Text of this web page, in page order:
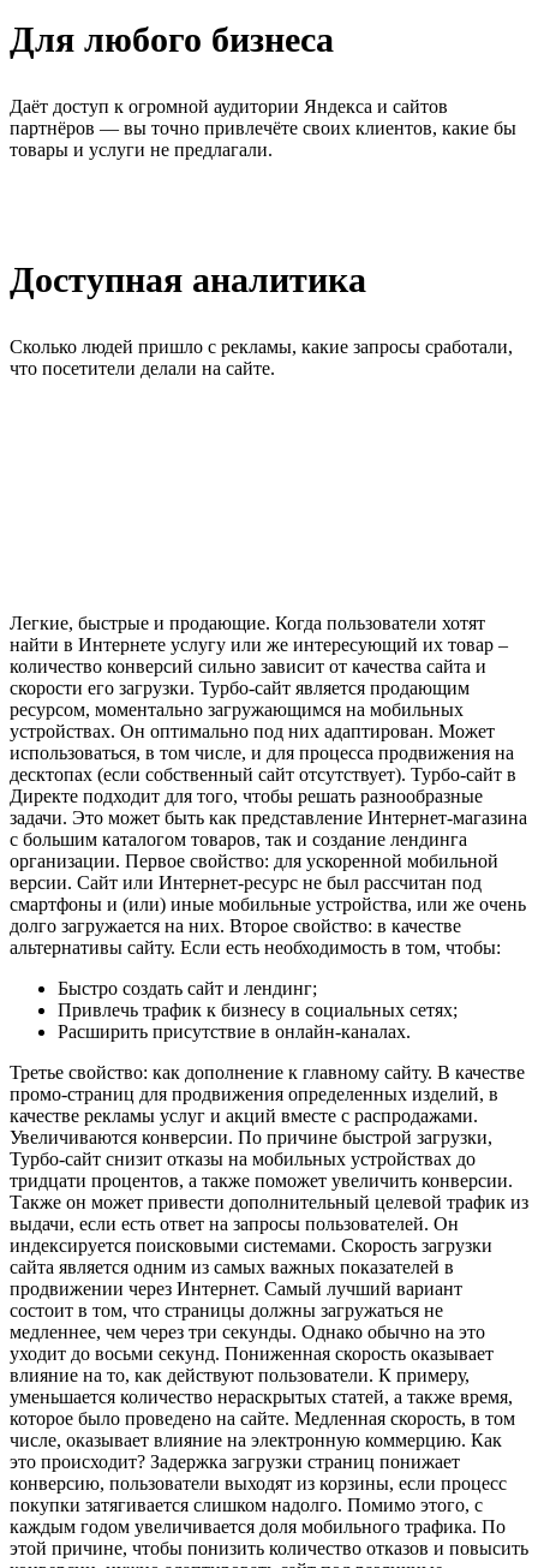
Для любого бизнеса
Даёт доступ к огромной аудитории Яндекса и сайтов
партнёров — вы точно привлечёте своих клиентов, какие бы
товары и услуги не предлагали.
Доступная аналитика
Сколько людей пришло с рекламы, какие запросы сработали,
что посетители делали на сайте.
Легкие, быстрые и продающие. Когда пользователи хотят
найти в Интернете услугу или же интересующий их товар –
количество конверсий сильно зависит от качества сайта и
скорости его загрузки. Турбо-сайт является продающим
ресурсом, моментально загружающимся на мобильных
устройствах. Он оптимально под них адаптирован. Может
использоваться, в том числе, и для процесса продвижения на
десктопах (если собственный сайт отсутствует). Турбо-сайт в
Директе подходит для того, чтобы решать разнообразные
задачи. Это может быть как представление Интернет-магазина
с большим каталогом товаров, так и создание лендинга
организации. Первое свойство: для ускоренной мобильной
версии. Сайт или Интернет-ресурс не был рассчитан под
смартфоны и (или) иные мобильные устройства, или же очень
долго загружается на них. Второе свойство: в качестве
альтернативы сайту. Если есть необходимость в том, чтобы:
Быстро создать сайт и лендинг;
Привлечь трафик к бизнесу в социальных сетях;
Расширить присутствие в онлайн-каналах.
Третье свойство: как дополнение к главному сайту. В качестве
промо-страниц для продвижения определенных изделий, в
качестве рекламы услуг и акций вместе с распродажами.
Увеличиваются конверсии. По причине быстрой загрузки,
Турбо-сайт снизит отказы на мобильных устройствах до
тридцати процентов, а также поможет увеличить конверсии.
Также он может привести дополнительный целевой трафик из
выдачи, если есть ответ на запросы пользователей. Он
индексируется поисковыми системами. Скорость загрузки
сайта является одним из самых важных показателей в
продвижении через Интернет. Самый лучший вариант
состоит в том, что страницы должны загружаться не
медленнее, чем через три секунды. Однако обычно на это
уходит до восьми секунд. Пониженная скорость оказывает
влияние на то, как действуют пользователи. К примеру,
уменьшается количество нераскрытых статей, а также время,
которое было проведено на сайте. Медленная скорость, в том
числе, оказывает влияние на электронную коммерцию. Как
это происходит? Задержка загрузки страниц понижает
конверсию, пользователи выходят из корзины, если процесс
покупки затягивается слишком надолго. Помимо этого, с
каждым годом увеличивается доля мобильного трафика. По
этой причине, чтобы понизить количество отказов и повысить